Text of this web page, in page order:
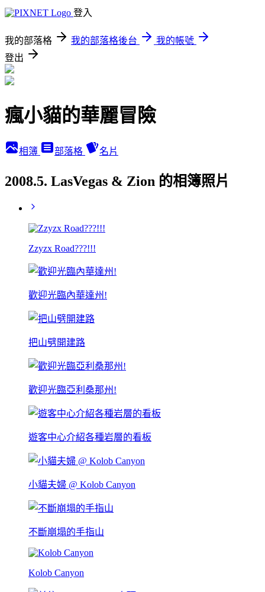
登入
我的部落格 我的部落格後台
我的帳號
登出
瘋小貓的華麗冒險
相簿 部落格 名片
2008.5. LasVegas & Zion 的相簿照片
Zzyzx Road???!!!
歡迎光臨內華達州!
把山劈開建路
歡迎光臨亞利桑那州!
遊客中心介紹各種岩層的看板
小貓夫婦 @ Kolob Canyon
不斷崩塌的手指山
Kolob Canyon